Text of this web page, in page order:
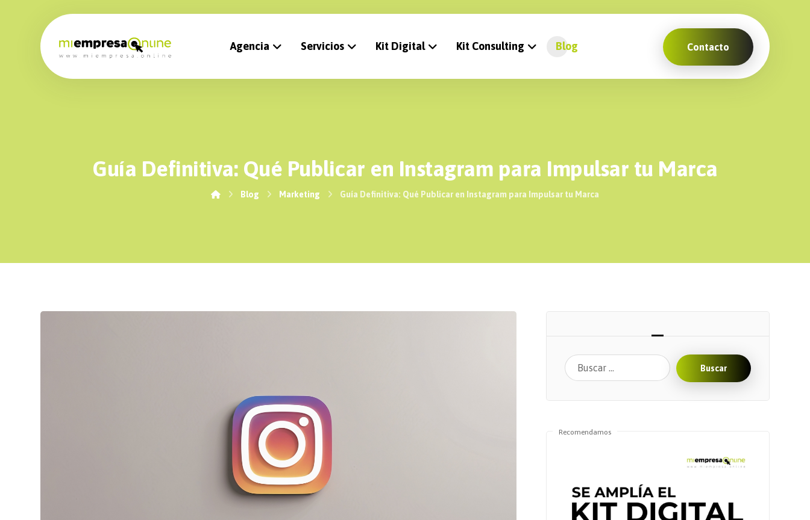
Agencia Servicios Kit Digital Kit Consulting Blog Contacto
Guía Definitiva: Qué Publicar en Instagram para Impulsar tu Marca
Blog Marketing Guía Definitiva: Qué Publicar en Instagram para Impulsar tu Marca
Buscar
Recomendamos